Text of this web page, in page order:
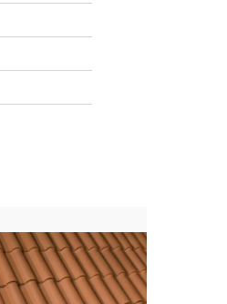
Imagem do Produto